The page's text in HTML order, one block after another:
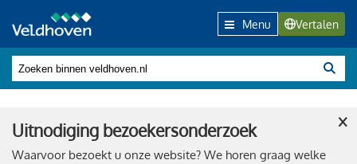
Menu Vertalen
Uitnodiging bezoekersonderzoek
Waarvoor bezoekt u onze website? We horen graag welke
×